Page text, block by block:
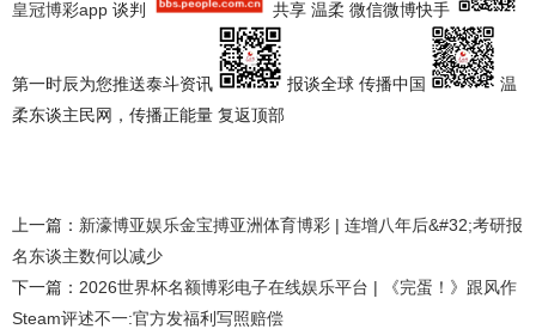
皇冠博彩app 谈判 共享 温柔 微信微博快手
第一时辰为您推送泰斗资讯 报谈全球 传播中国
温
柔东谈主民网，传播正能量 复返顶部
上一篇： 新濠博亚娱乐金宝搏亚洲体育博彩 | 连增八年后&#32;考研报
名东谈主数何以减少
下一篇： 2026世界杯名额博彩电子在线娱乐平台 | 《完蛋！》跟风作
Steam评述不一:官方发福利写照赔偿